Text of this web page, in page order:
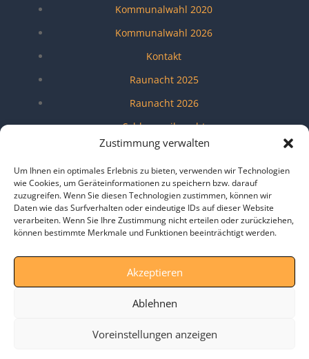
Zustimmung verwalten
Um Ihnen ein optimales Erlebnis zu bieten, verwenden wir Technologien
wie Cookies, um Geräteinformationen zu speichern bzw. darauf
zuzugreifen. Wenn Sie diesen Technologien zustimmen, können wir
Daten wie das Surfverhalten oder eindeutige IDs auf dieser Website
verarbeiten. Wenn Sie Ihre Zustimmung nicht erteilen oder zurückziehen,
können bestimmte Merkmale und Funktionen beeinträchtigt werden.
Akzeptieren
Ablehnen
Voreinstellungen anzeigen
Kommunalwahl 2020
Kommunalwahl 2026
Kontakt
Raunacht 2025
Raunacht 2026
Schlossweihnacht
Shangri-La Lounge
Umfragen
Verein
Veröffentlichungen
Zukunft MarktSchwaben e.V.
Zusammen für Markt Schwaben